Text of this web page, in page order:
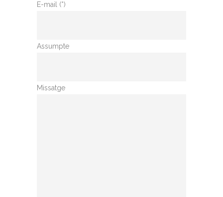
E-mail (*)
Assumpte
Missatge